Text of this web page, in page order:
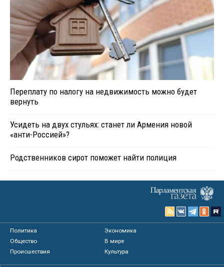
Переплату по налогу на недвижимость можно будет
вернуть
Усидеть на двух стульях: станет ли Армения новой
«анти-Россией»?
Родственников сирот поможет найти полиция
Политика
Экономика
Общество
В мире
Происшествия
Культура